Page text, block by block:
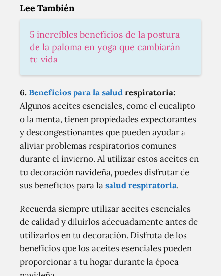
Lee También
5 increíbles beneficios de la postura
de la paloma en yoga que cambiarán
tu vida
6.Beneficios para la saludrespiratoria:
Algunos aceites esenciales, como el eucalipto
o la menta, tienen propiedades expectorantes
y descongestionantes que pueden ayudar a
aliviar problemas respiratorios comunes
durante el invierno. Al utilizar estos aceites en
tu decoración navideña, puedes disfrutar de
sus beneficios para lasalud respiratoria.
Recuerda siempre utilizar aceites esenciales
de calidad y diluirlos adecuadamente antes de
utilizarlos en tu decoración. Disfruta de los
beneficios que los aceites esenciales pueden
proporcionar a tu hogar durante la época